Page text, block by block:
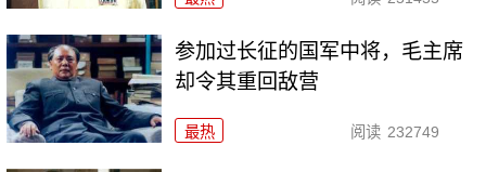
参加过长征的国军中将，毛主席
却令其重回敌营
最热 阅读 232749